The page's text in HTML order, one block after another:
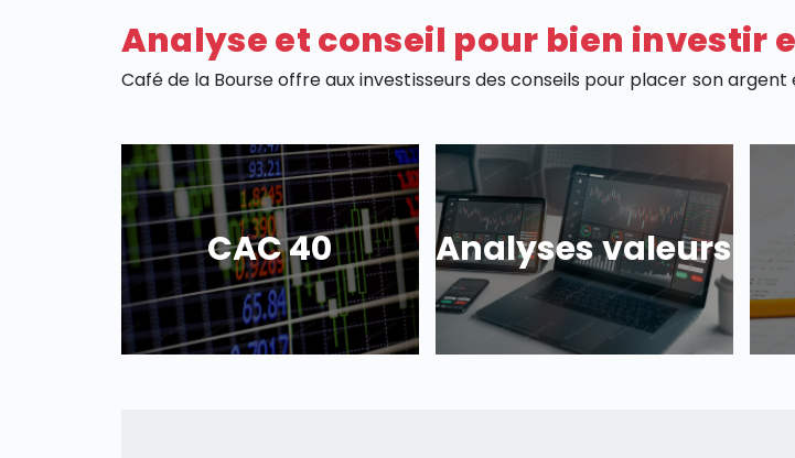
Analyse et conseil pour bien investir
Café de la Bourse offre aux investisseurs des conseils pour placer son argent
CAC 40 Analyses valeurs